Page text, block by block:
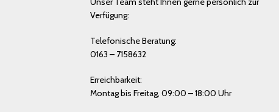
Verfügung:
Telefonische Beratung:
0163 – 7158632
Erreichbarkeit:
Montag bis Freitag, 09:00 – 18:00 Uhr